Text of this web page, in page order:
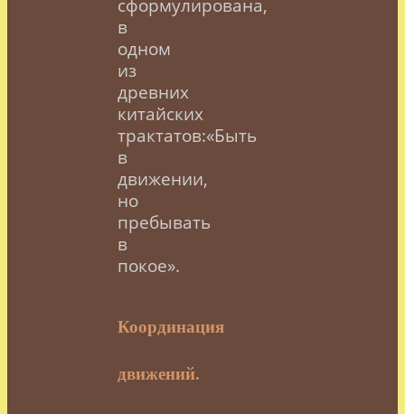
сформулирована,
в
одном
из
древних
китайских
трактатов:«Быть
в
движении,
но
пребывать
в
покое».
Координация
движений.